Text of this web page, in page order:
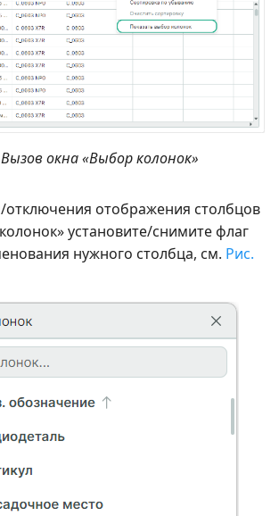
окна «Выбор колонок»
отображения столбцов
установите/снимите флаг
нужного столбца, см. Рис.